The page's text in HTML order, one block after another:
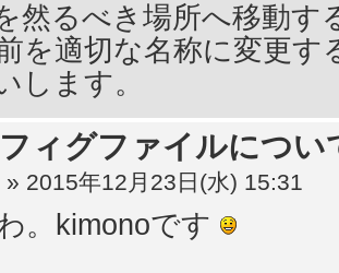
然るべき場所へ移動す
を適切な名称に変更す
します。
ィグファイルについ
» 2015年12月23日(水) 15:31
。kimonoです